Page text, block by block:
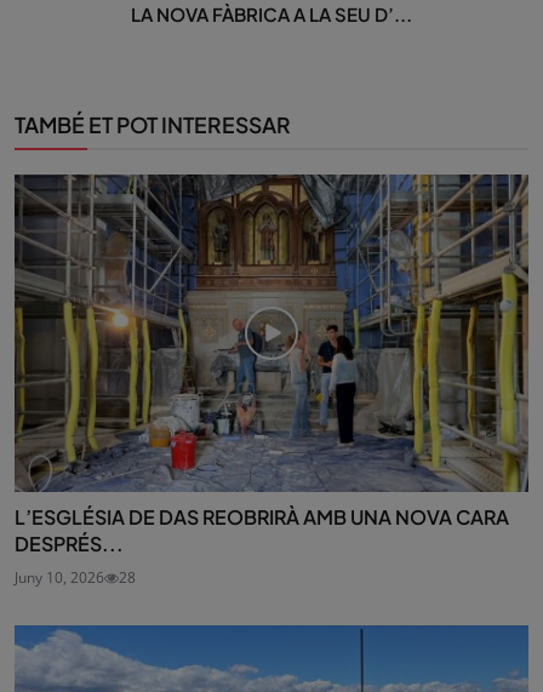
LA NOVA FÀBRICA A LA SEU D’...
TAMBÉ ET POT INTERESSAR
L’ESGLÉSIA DE DAS REOBRIRÀ AMB UNA NOVA CARA
DESPRÉS...
Juny 10, 2026 28